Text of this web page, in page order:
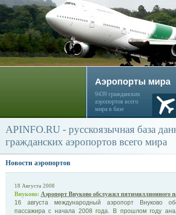
Аэропорты мира
9439 гражданских
аэропортов всего
мира в базе
APINFO.RU - русскоязычная база
гражданских аэропортов всего мира
Новости аэропортов
18 Августа 2008
Внуково: Аэропорт Внуково обслужил пятимиллионного
16 августа международный аэропорт Внуково
пассажира с начала 2008 года. В прошлом году